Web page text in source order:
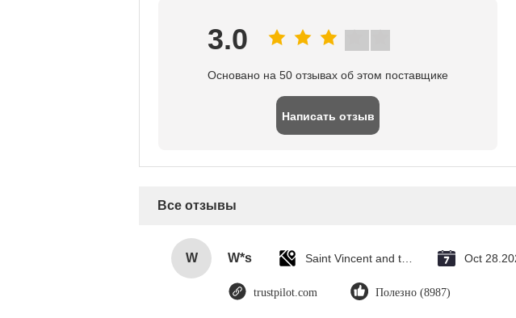
3.0
Основано на 50 отзывах об этом поставщике
Написать отзыв
Все отзывы
W W*s Oct
trustpilot.com Полезно (8987)